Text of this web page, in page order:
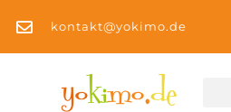
kontakt@yokimo.de